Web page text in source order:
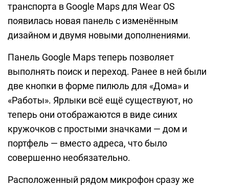
транспорта в Google Maps для Wear OS
появилась новая панель с изменённым
дизайном и двумя новыми дополнениями.
Панель Google Maps теперь позволяет
выполнять поиск и переход. Ранее в ней были
две кнопки в форме пилюль для «Дома» и
«Работы». Ярлыки всё ещё существуют, но
теперь они отображаются в виде синих
кружочков с простыми значками — дом и
портфель — вместо адреса, что было
совершенно необязательно.
Расположенный рядом микрофон сразу же